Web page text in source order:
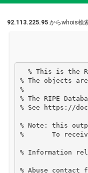
92.113.225.95 からwhois検
% The objects
%
% The RIPE
% See https://
% Note: this
%       To
% Information
% Abuse contact